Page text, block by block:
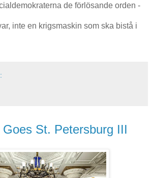
de förlösande orden -
inte en krigsmaskin som ska bistå i
St. Petersburg III